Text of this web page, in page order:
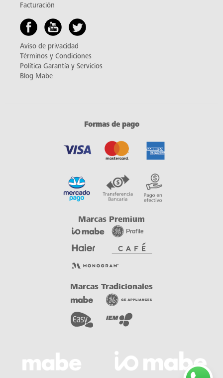
Facturación
Aviso de privacidad
Términos y Condiciones
Política Garantía y Servicios
Blog Mabe
Formas de pago